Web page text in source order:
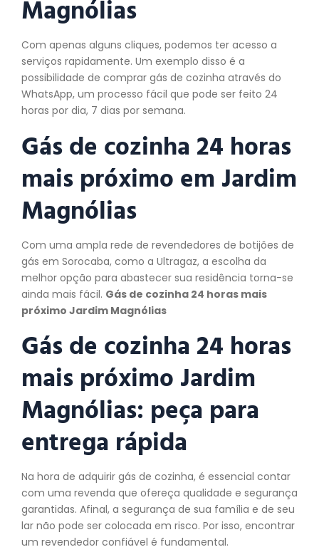
Magnólias
Com apenas alguns cliques, podemos ter acesso a
serviços rapidamente. Um exemplo disso é a
possibilidade de comprar gás de cozinha através do
WhatsApp, um processo fácil que pode ser feito 24
horas por dia, 7 dias por semana.
Gás de cozinha 24 horas
mais próximo em Jardim
Magnólias
Com uma ampla rede de revendedores de botijões de
gás em Sorocaba, como a Ultragaz, a escolha da
melhor opção para abastecer sua residência torna-se
ainda mais fácil. Gás de cozinha 24 horas mais
próximo Jardim Magnólias
Gás de cozinha 24 horas
mais próximo Jardim
Magnólias: peça para
entrega rápida
Na hora de adquirir gás de cozinha, é essencial contar
com uma revenda que ofereça qualidade e segurança
garantidas. Afinal, a segurança de sua família e de seu
lar não pode ser colocada em risco. Por isso, encontrar
um revendedor confiável é fundamental.